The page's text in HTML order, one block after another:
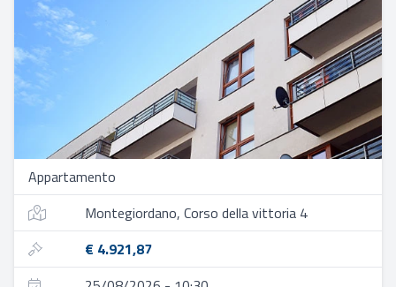
Appartamento
Montegiordano, Corso della vittoria 4
€ 4.921,87